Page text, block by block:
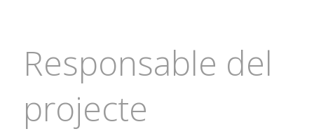
Responsable del
projecte